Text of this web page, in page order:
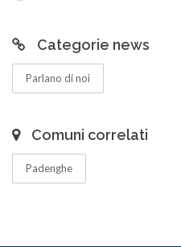
Categorie news
Parlano di noi
Comuni correlati
Padenghe